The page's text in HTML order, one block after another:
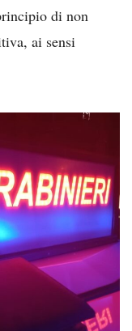
di non
ai sensi